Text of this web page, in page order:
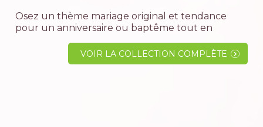
Osez un thème mariage original et tendance
pour un anniversaire ou baptême tout en
accessoires colorés comme la pomme d' amour,
le macaron, le sucre d' orge, cup cake ou bien le...
VOIR LA COLLECTION COMPLÈTE